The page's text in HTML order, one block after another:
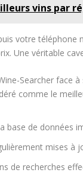
vins par
votre téléphone
Une véritable
Searcher face
comme le
base de données
mises à
de recherches